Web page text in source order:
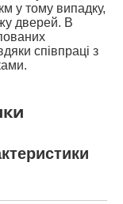
у тому випадку,
дверей. В
співпраці з